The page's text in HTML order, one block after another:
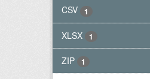
CSV
1
XLSX 1
ZIP 1